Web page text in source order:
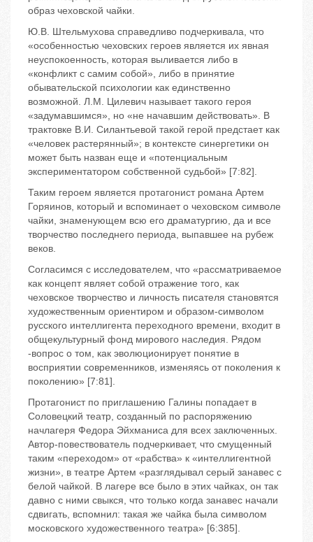
образ чеховской чайки.
Ю.В. Штельмухова справедливо подчеркивала, что
«особенностью чеховских героев является их явная
неуспокоенность, которая выливается либо в
«конфликт с самим собой», либо в принятие
обывательской психологии как единственно
возможной. Л.М. Цилевич называет такого героя
«задумавшимся», но «не начавшим действовать». В
трактовке В.И. Силантьевой такой герой предстает как
«человек растерянный»; в контексте синергетики он
может быть назван еще и «потенциальным
экспериментатором собственной судьбой» [7:82].
Таким героем является протагонист романа Артем
Горяинов, который и вспоминает о чеховском символе
чайки, знаменующем всю его драматургию, да и все
творчество последнего периода, выпавшее на рубеж
веков.
Согласимся с исследователем, что «рассматриваемое
как концепт являет собой отражение того, как
чеховское творчество и личность писателя становятся
художественным ориентиром и образом-символом
русского интеллигента переходного времени, входит в
общекультурный фонд мирового наследия. Рядом
-вопрос о том, как эволюционирует понятие в
восприятии современников, изменяясь от поколения к
поколению» [7:81].
Протагонист по приглашению Галины попадает в
Соловецкий театр, созданный по распоряжению
начлагеря Федора Эйхманиса для всех заключенных.
Автор-повествователь подчеркивает, что смущенный
таким «переходом» от «рабства» к «интеллигентной
жизни», в театре Артем «разглядывал серый занавес с
белой чайкой. В лагере все было в этих чайках, он так
давно с ними свыкся, что только когда занавес начали
сдвигать, вспомнил: такая же чайка была символом
московского художественного театра» [6:385].